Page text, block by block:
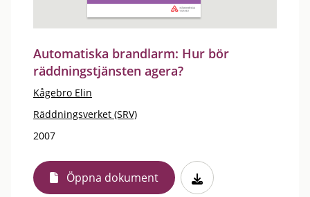
Automatiska brandlarm: Hur bör
räddningstjänsten agera?
Kågebro Elin
Räddningsverket (SRV)
2007
Öppna dokument